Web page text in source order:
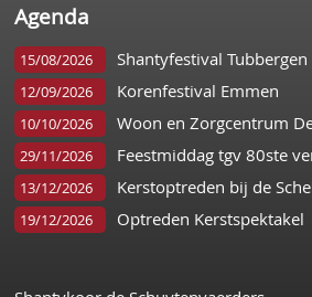
Agenda
15/08/2026 Shantyfestival
12/09/2026 Korenfestival Emmen
10/10/2026 Woon en Zorgcentrum
29/11/2026 Feestmiddag tgv 80ste
13/12/2026 Kerstoptreden bij de
19/12/2026 Optreden Kerstspektakel